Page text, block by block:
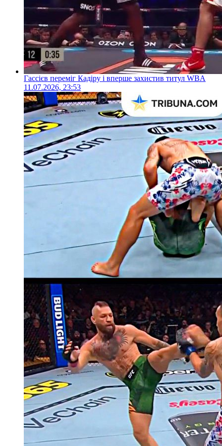
Гассієв переміг Кадіру і вперше захистив титул WBA
11.07.2026, 23:53